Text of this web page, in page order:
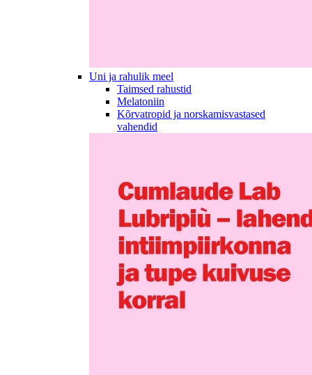
Uni ja rahulik meel
Taimsed rahustid
Melatoniin
Kõrvatropid ja norskamisvastased
vahendid